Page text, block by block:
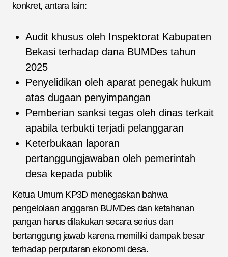
konkret, antara lain:
Audit khusus oleh Inspektorat Kabupaten
Bekasi terhadap dana BUMDes tahun
2025
Penyelidikan oleh aparat penegak hukum
atas dugaan penyimpangan
Pemberian sanksi tegas oleh dinas terkait
apabila terbukti terjadi pelanggaran
Keterbukaan laporan
pertanggungjawaban oleh pemerintah
desa kepada publik
Ketua Umum KP3D menegaskan bahwa
pengelolaan anggaran BUMDes dan ketahanan
pangan harus dilakukan secara serius dan
bertanggung jawab karena memiliki dampak besar
terhadap perputaran ekonomi desa.